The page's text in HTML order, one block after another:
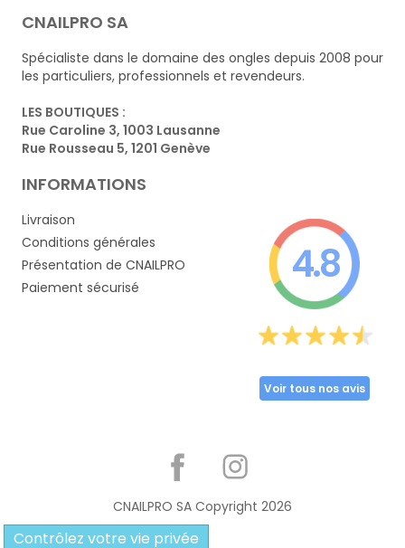
CNAILPRO SA
Spécialiste dans le domaine des ongles depuis 2008 pour
les particuliers, professionnels et revendeurs.
LES BOUTIQUES :
Rue Caroline 3, 1003 Lausanne
Rue Rousseau 5, 1201 Genève
INFORMATIONS
Livraison
Conditions générales
Présentation de CNAILPRO
Paiement sécurisé
4.8
Voir tous nos avis
CNAILPRO SA Copyright 2026
Contrôlez votre vie privée